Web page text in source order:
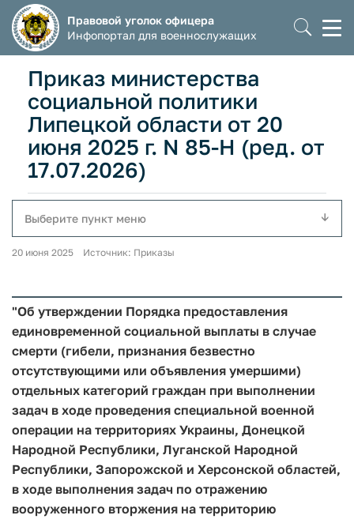
Правовой уголок офицера
Инфопортал для военнослужащих
Приказ министерства
социальной политики
Липецкой области от 20
июня 2025 г. N 85-Н (ред. от
17.07.2026)
Выберите пункт меню
20 июня 2025 Источник: Приказы
"Об утверждении Порядка предоставления
единовременной социальной выплаты в случае
смерти (гибели, признания безвестно
отсутствующими или объявления умершими)
отдельных категорий граждан при выполнении
задач в ходе проведения специальной военной
операции на территориях Украины, Донецкой
Народной Республики, Луганской Народной
Республики, Запорожской и Херсонской областей,
в ходе выполнения задач по отражению
вооруженного вторжения на территорию